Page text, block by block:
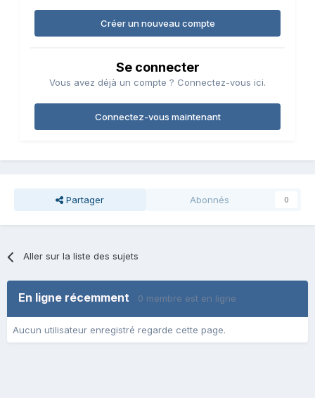
Créer un nouveau compte
Se connecter
Vous avez déjà un compte ? Connectez-vous ici.
Connectez-vous maintenant
Partager Abonnés 0
Aller sur la liste des sujets
En ligne récemment 0 membre est en ligne
Aucun utilisateur enregistré regarde cette page.